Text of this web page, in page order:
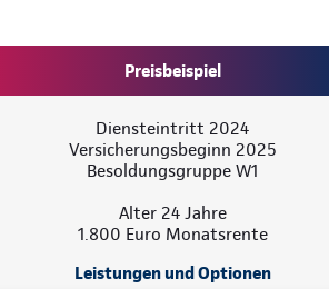
Preisbeispiel
Diensteintritt 2024
Versicherungsbeginn 2025
Besoldungsgruppe W1
Alter 24 Jahre
1.800 Euro Monatsrente
Leistungen und Optionen